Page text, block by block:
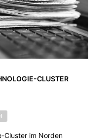
CLUSTER
Cluster im Norden